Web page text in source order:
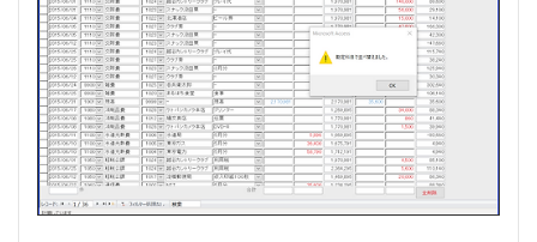
#quartet
#rameau #renaissance
#requiem
#saintecolombe
#salieri #sarabande
#schutz
#sequenz
#serotonin #siciliano
#SSD
#portrait
#strictfugue
#Summary
#takijikobayashi
#tartini #taskbar
#telemann
#temperament